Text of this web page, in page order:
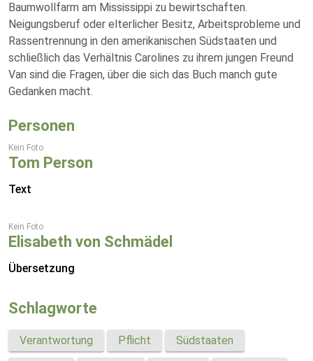
Baumwollfarm am Mississippi zu bewirtschaften.
Neigungsberuf oder elterlicher Besitz, Arbeitsprobleme und
Rassentrennung in den amerikanischen Südstaaten und
schließlich das Verhältnis Carolines zu ihrem jungen Freund
Van sind die Fragen, über die sich das Buch manch gute
Gedanken macht.
Personen
Kein Foto
Tom Person
Text
Kein Foto
Elisabeth von Schmädel
Übersetzung
Schlagworte
Verantwortung Pflicht Südstaaten